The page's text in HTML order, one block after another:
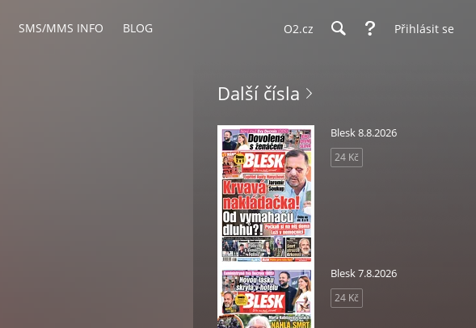
SMS/MMS INFO BLOG O2.cz Přihlásit se
Další čísla
Blesk 8.8.2026
24 Kč
Blesk 7.8.2026
24 Kč